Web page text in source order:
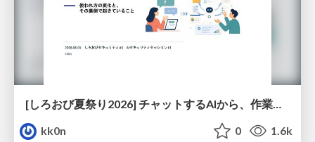
[しろおび夏祭り2026] チャットするAIから、作業するAIへ - 使われ方の変化と、その裏側で起きていること
kk0n
0 1.6k